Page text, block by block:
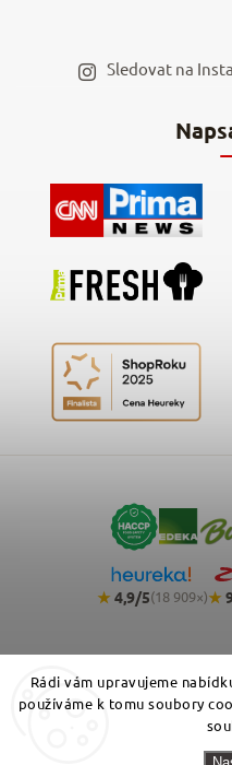
Rádi vám upravujeme
používáme k tomu soubory
Sledovat na
Hodnocení obchodu
★4,9/5(18 909×)★